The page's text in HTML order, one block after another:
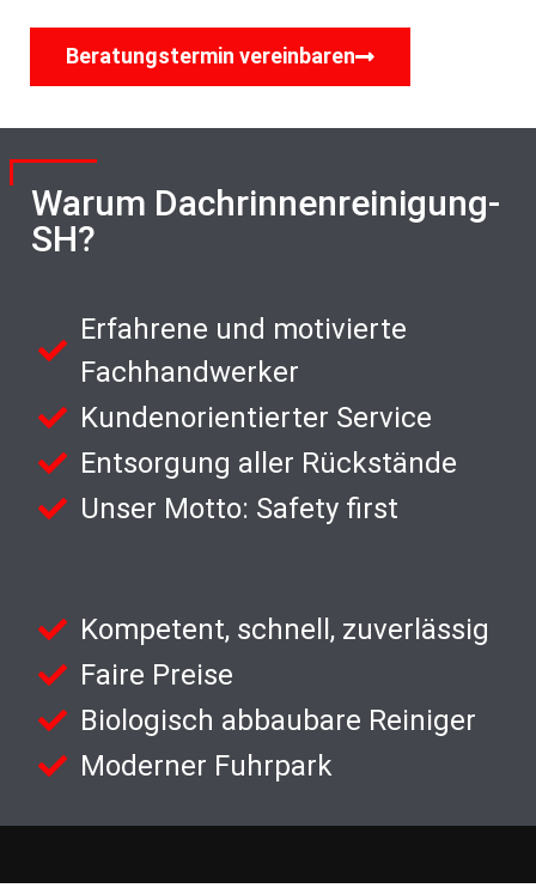
Beratungstermin vereinbaren
Warum Dachrinnenreinigung-
SH?
Erfahrene und motivierte
Fachhandwerker
Kundenorientierter Service
Entsorgung aller Rückstände
Unser Motto: Safety first
Kompetent, schnell, zuverlässig
Faire Preise
Biologisch abbaubare Reiniger
Moderner Fuhrpark